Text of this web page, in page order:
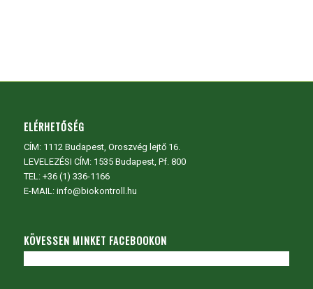
ELÉRHETŐSÉG
CÍM: 1112 Budapest, Oroszvég lejtő 16.
LEVELEZÉSI CÍM: 1535 Budapest, Pf. 800
TEL: +36 (1) 336-1166
E-MAIL: info@biokontroll.hu
KÖVESSEN MINKET FACEBOOKON